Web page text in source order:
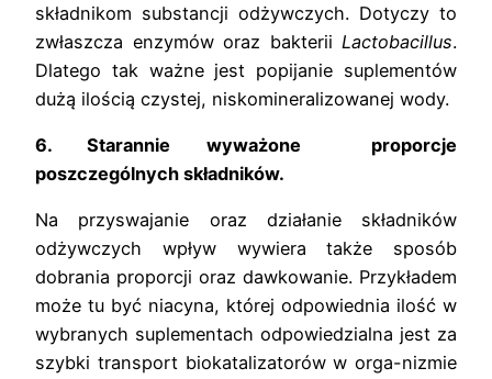
składnikom substancji odżywczych. Dotyczy to
zwłaszcza enzymów oraz bakterii Lactobacillus.
Dlatego tak ważne jest popijanie suplementów
dużą ilością czystej, niskomineralizowanej wody.
6.Starannie wyważone proporcje
poszczególnych składników.
Na przyswajanie oraz działanie składników
odżywczych wpływ wywiera także sposób
dobrania proporcji oraz dawkowanie. Przykładem
może tu być niacyna, której odpowiednia ilość w
wybranych suplementach odpowiedzialna jest za
szybki transport biokatalizatorów w orga-nizmie